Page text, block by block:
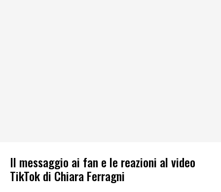
Il messaggio ai fan e le reazioni al video
TikTok di Chiara Ferragni